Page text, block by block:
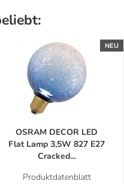
NEU
OSRAM DECOR LED
Flat Lamp 3,5W 827 E27
Cracked...
Produktdatenblatt